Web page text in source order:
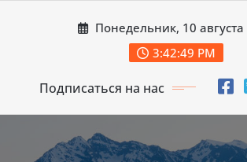
Понедельник, 10 августа
3:42:51 PM
Подписаться на нас